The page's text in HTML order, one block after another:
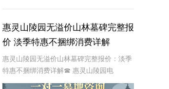
惠灵山陵园无溢价山林墓碑完整报
价 淡季特惠不捆绑消费详解
惠灵山陵园无溢价山林墓碑完整报价：淡季
特惠不捆绑消费详解☎ 惠灵山陵园电
话:400-838-5063在人生的旅途中，每个人